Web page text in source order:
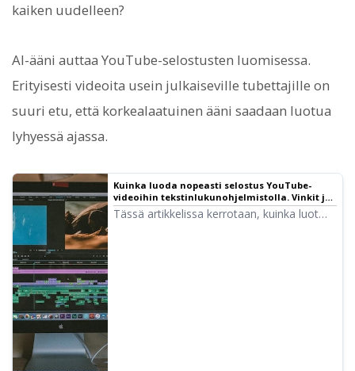
kaiken uudelleen?
AI-ääni auttaa YouTube-selostusten luomisessa.
Erityisesti videoita usein julkaiseville tubettajille on
suuri etu, että korkealaatuinen ääni saadaan luotua
lyhyessä ajassa.
Kuinka luoda nopeasti selostus YouTube-
videoihin tekstinlukunohjelmistolla. Vinkit ja
ohjeet | Tekstinlukunohjelmisto Ondoku
Tässä artikkelissa kerrotaan, kuinka luot